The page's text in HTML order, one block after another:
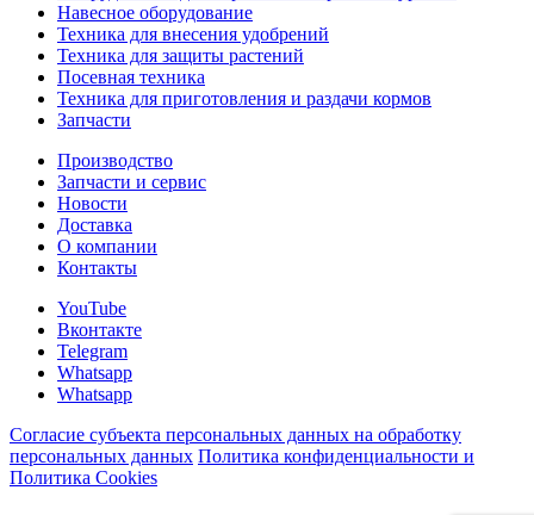
Навесное оборудование
Техника для внесения удобрений
Техника для защиты растений
Посевная техника
Техника для приготовления и раздачи кормов
Запчасти
Производство
Запчасти и сервис
Новости
Доставка
О компании
Контакты
YouTube
Вконтакте
Telegram
Whatsapp
Whatsapp
Согласие субъекта персональных данных на обработку
персональных данных Политика конфиденциальности и
Политика Cookies